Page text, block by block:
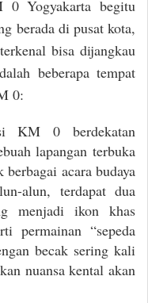
0 Yogyakarta begitu
berada di pusat kota,
bisa dijangkau
beberapa tempat
0:
KM 0 berdekatan
lapangan terbuka
acara budaya
alun, terdapat dua
menjadi ikon khas
permainan “sepeda
becak sering kali
nuansa kental akan